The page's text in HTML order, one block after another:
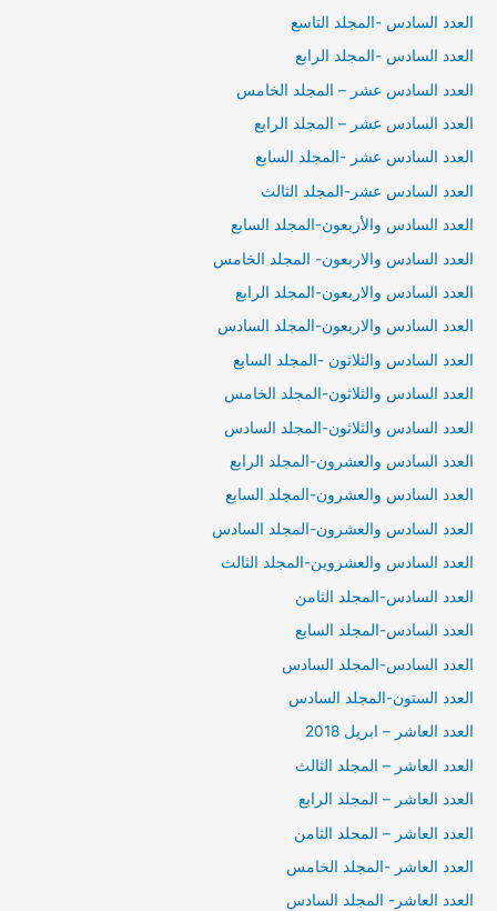
العدد السادس -المجلد التاسع
العدد السادس -المجلد الرابع
العدد السادس عشر – المجلد الخامس
العدد السادس عشر – المجلد الرابع
العدد السادس عشر -المجلد السابع
العدد السادس عشر-المجلد الثالث
العدد السادس والأربعون-المجلد السابع
العدد السادس والاربعون- المجلد الخامس
العدد السادس والاربعون-المجلد الرابع
العدد السادس والاربعون-المجلد السادس
العدد السادس والثلاثون -المجلد السابع
العدد السادس والثلاثون-المجلد الخامس
العدد السادس والثلاثون-المجلد السادس
العدد السادس والعشرون-المجلد الرابع
العدد السادس والعشرون-المجلد السابع
العدد السادس والعشرون-المجلد السادس
العدد السادس والعشروين-المجلد الثالث
العدد السادس-المجلد الثامن
العدد السادس-المجلد السابع
العدد السادس-المجلد السادس
العدد الستون-المجلد السادس
العدد العاشر – ابريل 2018
العدد العاشر – المجلد الثالث
العدد العاشر – المجلد الرابع
العدد العاشر – المحلد الثامن
العدد العاشر -المجلد الخامس
العدد العاشر- المجلد السادس